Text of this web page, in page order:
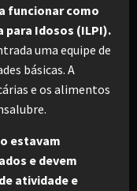
funcionar como
para Idosos (ILPI).
uma equipe de
básicas. A
e os alimentos
estavam
e devem
atividade e